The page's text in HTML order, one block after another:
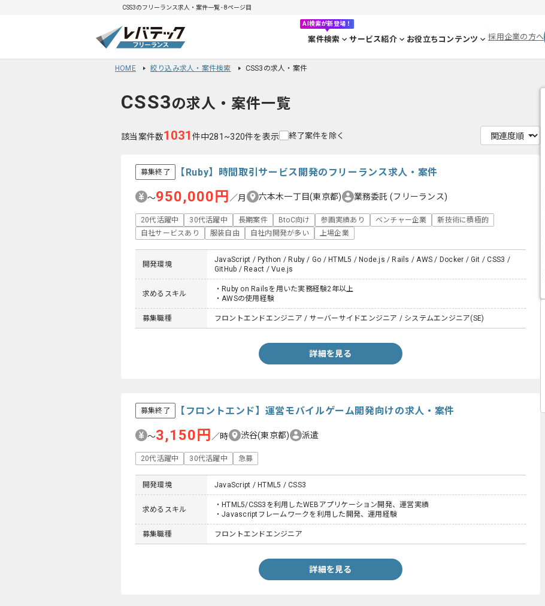
CSS3のフリーランス求人・案件一覧 - 8ページ目
AI検索が新登場！
案件検索 サービス紹介 お役立ちコンテンツ 採用企業の方へ
HOME 絞り込み求人・案件検索 CSS3の求人・案件
CSS3の求人・案件一覧
該当案件数1031 件中281~320件を表示 終了案件を除く
募集終了 【Ruby】時間取引サービス開発のフリーランス求人・案件
〜950,000円 ／月 六本木一丁目(東京都) 業務委託(フリーランス)
20代活躍中 30代活躍中 長期案件 BtoC向け 参画実績あり ベンチャー企業
新技術に積極的
自社サービスあり
服装自由 自社内開発が多い 上場企業
開発環境
JavaScript / Python / Ruby / Go / HTML5 / Node.js / Rails / AWS / Docker / Git / CSS3 /
GitHub / React / Vue.js
求めるスキル
・Ruby on Railsを用いた実務経験2年以上
・AWSの使用経験
募集職種 フロントエンドエンジニア / サーバーサイドエンジニア / システムエンジニア(SE)
詳細を見る
募集終了 【フロントエンド】運営モバイルゲーム開発向けの求人・案件
〜3,150円／時 渋谷(東京都) 派遣
20代活躍中 30代活躍中 急募
開発環境 JavaScript / HTML5 / CSS3
求めるスキル
・HTML5/CSS3を利用したWEBアプリケーション開発、運営実績
・Javascriptフレームワークを利用した開発、運用経験
募集職種 フロントエンドエンジニア
詳細を見る